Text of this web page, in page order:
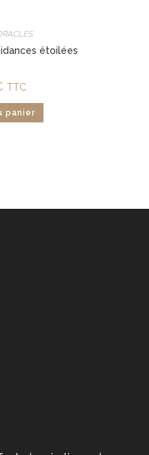
étoilées
TTC
panier